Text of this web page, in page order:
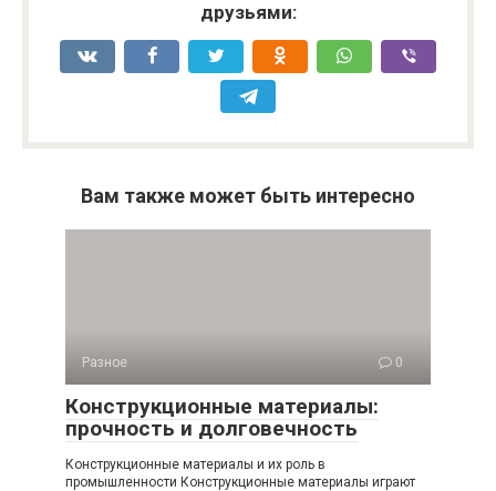
друзьями:
Вам также может быть интересно
Разное 0
Конструкционные материалы:
прочность и долговечность
Конструкционные материалы и их роль в
промышленности Конструкционные материалы играют